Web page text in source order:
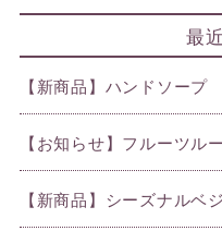
最
【新商品】ハンドソープ
【お知らせ】フルーツル
【新商品】シーズナルベ